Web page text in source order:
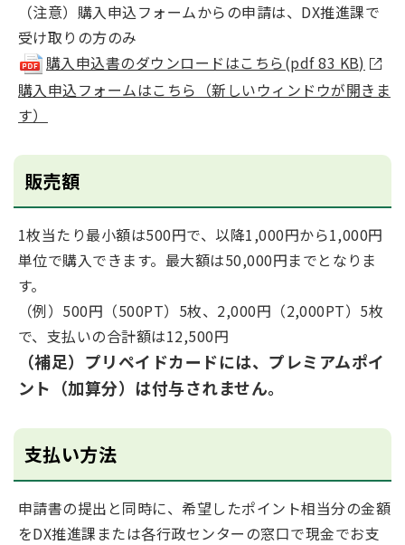
（注意）購入申込フォームからの申請は、DX推進課で
受け取りの方のみ
購入申込書のダウンロードはこちら(pdf 83 KB)
購入申込フォームはこちら（新しいウィンドウが開きま
す）
販売額
1枚当たり最小額は500円で、以降1,000円から1,000円
単位で購入できます。最大額は50,000円までとなりま
す。
（例）500円（500PT）5枚、2,000円（2,000PT）5枚
で、支払いの合計額は12,500円
（補足）プリペイドカードには、プレミアムポイ
ント（加算分）は付与されません。
支払い方法
申請書の提出と同時に、希望したポイント相当分の金額
をDX推進課または各行政センターの窓口で現金でお支